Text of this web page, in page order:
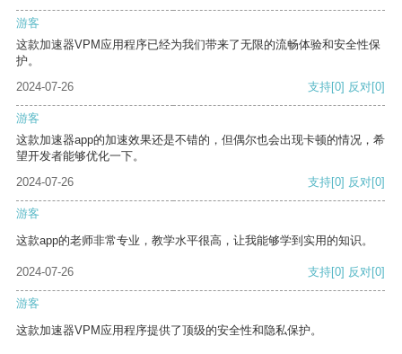
游客
这款加速器VPM应用程序已经为我们带来了无限的流畅体验和安全性保
护。
2024-07-26
支持[0] 反对[0]
游客
这款加速器app的加速效果还是不错的，但偶尔也会出现卡顿的情况，希
望开发者能够优化一下。
2024-07-26
支持[0] 反对[0]
游客
这款app的老师非常专业，教学水平很高，让我能够学到实用的知识。
2024-07-26 支持[0] 反对[0]
游客
这款加速器VPM应用程序提供了顶级的安全性和隐私保护。